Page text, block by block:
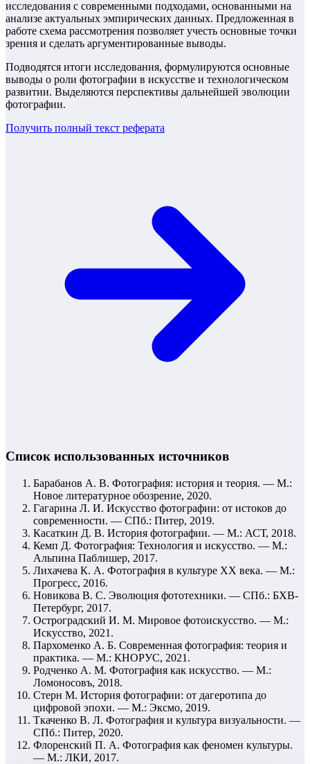
исследования с современными подходами, основанными на
анализе актуальных эмпирических данных. Предложенная в
работе схема рассмотрения позволяет учесть основные точки
зрения и сделать аргументированные выводы.
Подводятся итоги исследования, формулируются основные
выводы о роли фотографии в искусстве и технологическом
развитии. Выделяются перспективы дальнейшей эволюции
фотографии.
Получить полный текст реферата
Список использованных источников
Барабанов А. В. Фотография: история и теория. — М.:
Новое литературное обозрение, 2020.
Гагарина Л. И. Искусство фотографии: от истоков до
современности. — СПб.: Питер, 2019.
Касаткин Д. В. История фотографии. — М.: АСТ, 2018.
Кемп Д. Фотография: Технология и искусство. — М.:
Альпина Паблишер, 2017.
Лихачева К. А. Фотография в культуре XX века. — М.:
Прогресс, 2016.
Новикова В. С. Эволюция фототехники. — СПб.: БХВ-
Петербург, 2017.
Остроградский И. М. Мировое фотоискусство. — М.:
Искусство, 2021.
Пархоменко А. Б. Современная фотография: теория и
практика. — М.: КНОРУС, 2021.
Родченко А. М. Фотография как искусство. — М.:
Ломоносовъ, 2018.
Стерн М. История фотографии: от дагеротипа до
цифровой эпохи. — М.: Эксмо, 2019.
Ткаченко В. Л. Фотография и культура визуальности. —
СПб.: Питер, 2020.
Флоренский П. А. Фотография как феномен культуры.
— М.: ЛКИ, 2017.